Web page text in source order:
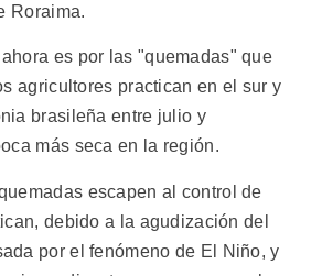
Roraima.
es por las "quemadas" que
agricultores practican en el sur y
brasileña entre julio y
más seca en la región.
escapen al control de
debido a la agudización del
por el fenómeno de El Niño, y